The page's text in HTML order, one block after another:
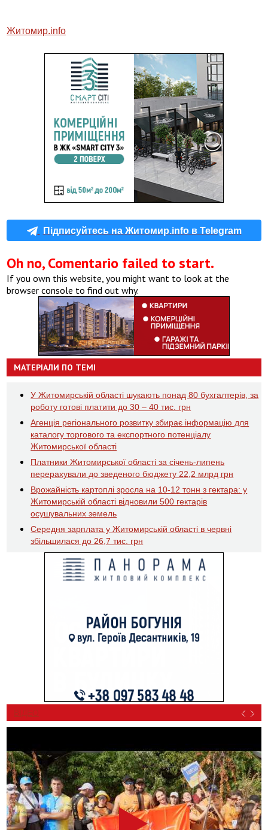
Житомир.info
Підписуйтесь на Житомир.info в Telegram
Oh no, Comentario failed to start.
If you own this website, you might want to look at the
browser console to find out why.
МАТЕРІАЛИ ПО ТЕМІ
У Житомирській області шукають понад 80 бухгалтерів, за
роботу готові платити до 30 – 40 тис. грн
Агенція регіонального розвитку збирає інформацію для
каталогу торгового та експортного потенціалу
Житомирської області
Платники Житомирської області за січень-липень
перерахували до зведеного бюджету 22,2 млрд грн
Врожайність картоплі зросла на 10-12 тонн з гектара: у
Житомирській області відновили 500 гектарів
осушувальних земель
Середня зарплата у Житомирській області в червні
збільшилася до 26,7 тис. грн
ВІДЕО